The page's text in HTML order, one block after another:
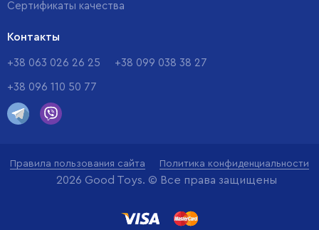
Сертификаты качества
Контакты
+38 063 026 26 25 +38 099 038 38 27
+38 096 110 50 77
Правила пользования сайта Политика конфиденциальности
2026 Good Toys. © Все права защищены